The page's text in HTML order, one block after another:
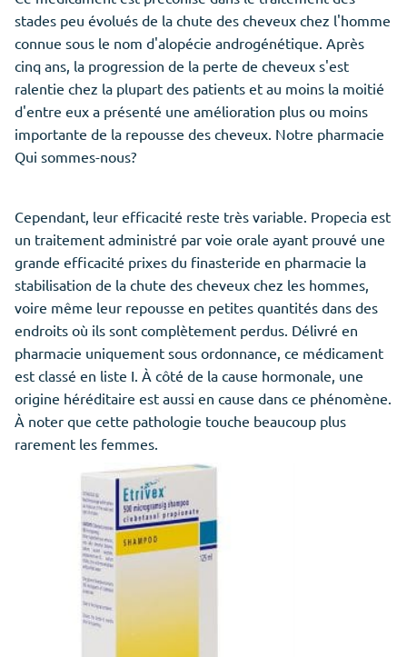
stades peu évolués de la chute des cheveux chez l'homme
connue sous le nom d'alopécie androgénétique. Après
cinq ans, la progression de la perte de cheveux s'est
ralentie chez la plupart des patients et au moins la moitié
d'entre eux a présenté une amélioration plus ou moins
importante de la repousse des cheveux. Notre pharmacie
Qui sommes-nous?
Cependant, leur efficacité reste très variable. Propecia est
un traitement administré par voie orale ayant prouvé une
grande efficacité prixes du finasteride en pharmacie la
stabilisation de la chute des cheveux chez les hommes,
voire même leur repousse en petites quantités dans des
endroits où ils sont complètement perdus. Délivré en
pharmacie uniquement sous ordonnance, ce médicament
est classé en liste I. À côté de la cause hormonale, une
origine héréditaire est aussi en cause dans ce phénomène.
À noter que cette pathologie touche beaucoup plus
rarement les femmes.